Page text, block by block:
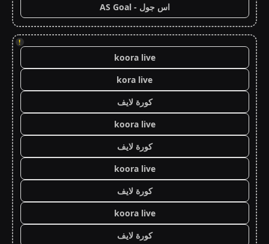
اس جول - AS Goal
!
koora live
kora live
كورة لايف
koora live
كورة لايف
koora live
كورة لايف
koora live
كورة لايف